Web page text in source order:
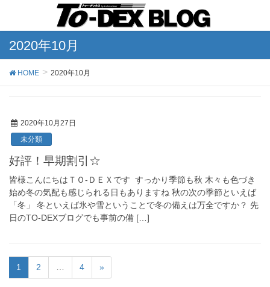
2020年10月
HOME 2020年10月
2020年10月27日
未分類
好評！早期割引☆
皆様こんにちはＴＯ-ＤＥＸです すっかり季節も秋 木々も色づき
始め冬の気配も感じられる日もありますね 秋の次の季節といえば
「冬」 冬といえば氷や雪ということで冬の備えは万全ですか？ 先
日のTO-DEXブログでも事前の備 […]
1 2 4 »